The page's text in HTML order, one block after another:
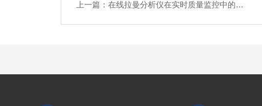
上一篇：在线拉曼分析仪在实时质量监控中的重要性